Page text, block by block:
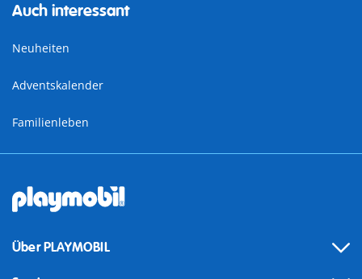
Auch interessant
Neuheiten
Adventskalender
Familienleben
Über PLAYMOBIL